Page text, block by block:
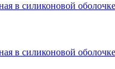
в силиконовой
в силиконовой